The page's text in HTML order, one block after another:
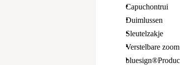
Capuchontrui
Duimlussen
Sleutelzakje
Verstelbare zoom